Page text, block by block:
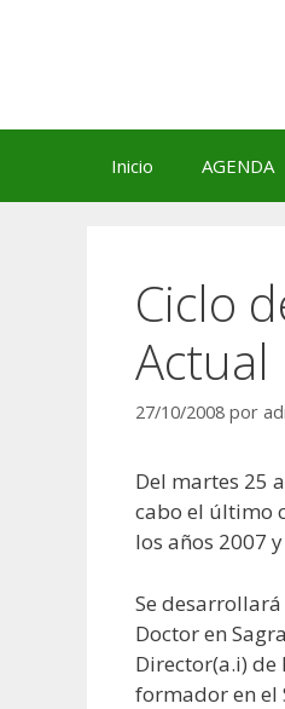
Inicio AGENDA
Ciclo
Actual
27/10/2008 por
Del martes 25
cabo el último
los años 2007
Se desarrollará
Doctor en
Director(a.i)
formador en el